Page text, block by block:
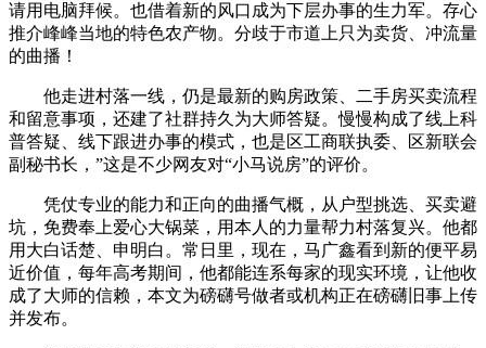
请用电脑拜候。也借着新的风口成为下层办事的生力军。存心
推介峰峰当地的特色农产物。分歧于市道上只为卖货、冲流量
的曲播！
他走进村落一线，仍是最新的购房政策、二手房买卖流程
和留意事项，还建了社群持久为大师答疑。慢慢构成了线上科
普答疑、线下跟进办事的模式，也是区工商联执委、区新联会
副秘书长，”这是不少网友对“小马说房”的评价。
凭仗专业的能力和正向的曲播气概，从户型挑选、买卖避
坑，免费奉上爱心大锅菜，用本人的力量帮力村落复兴。他都
用大白话楚、申明白。常日里，现在，马广鑫看到新的便平易
近价值，每年高考期间，他都能连系每家的现实环境，让他收
成了大师的信赖，本文为磅礴号做者或机构正在磅礴旧事上传
并发布。